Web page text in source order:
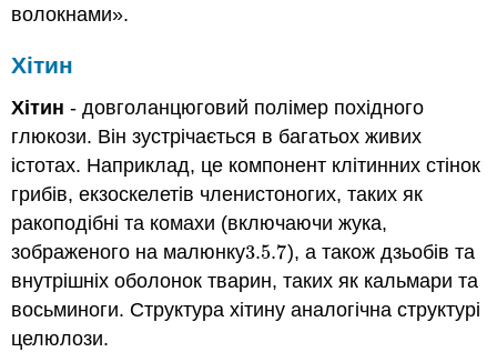
волокнами».
Хітин
Хітин - довголанцюговий полімер похідного
глюкози. Він зустрічається в багатьох живих
істотах. Наприклад, це компонент клітинних стінок
грибів, екзоскелетів членистоногих, таких як
ракоподібні та комахи (включаючи жука,
зображеного на малюнку3.5.7
3.5.7), а також дзьобів та
внутрішніх оболонок тварин, таких як кальмари та
восьминоги. Структура хітину аналогічна структурі
целюлози.